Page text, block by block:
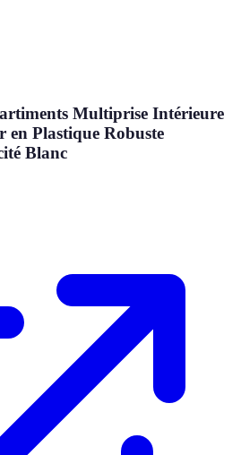
Multiprise Intérieure
en Plastique Robuste
Blanc